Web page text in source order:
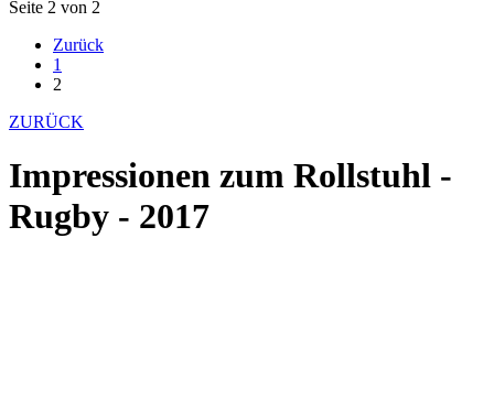
Seite 2 von 2
Zurück
1
2
ZURÜCK
Impressionen zum Rollstuhl -
Rugby - 2017